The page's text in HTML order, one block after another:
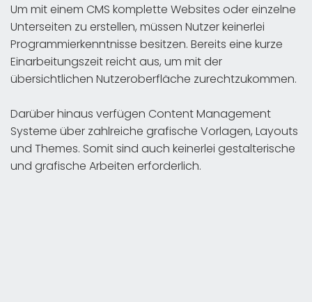
Um mit einem CMS komplette Websites oder einzelne
Unterseiten zu erstellen, müssen Nutzer keinerlei
Programmierkenntnisse besitzen. Bereits eine kurze
Einarbeitungszeit reicht aus, um mit der
übersichtlichen Nutzeroberfläche zurechtzukommen.
Darüber hinaus verfügen Content Management
Systeme über zahlreiche grafische Vorlagen, Layouts
und Themes. Somit sind auch keinerlei gestalterische
und grafische Arbeiten erforderlich.